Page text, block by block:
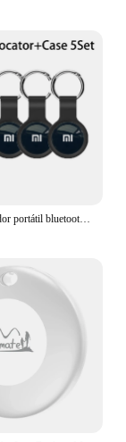
Xiaomi rastreador portátil bluetooth4.0 tag mini rastreador gps localizador inteligente chave anti-perdido dispositivo localizador crianças gato animais de estimação localizador